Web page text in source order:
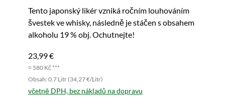
Tento japonský likér vzniká ročním louhováním
švestek ve whisky, následně je stáčen s obsahem
alkoholu 19 % obj. Ochutnejte!
23,99 €
≈ 580 Kč ***
Obsah: 0.7 Litr (34,27 €/Litr)
včetně DPH, bez nákladů na dopravu